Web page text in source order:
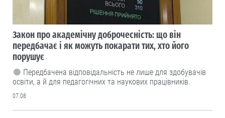
Закон про академічну доброчесність: що він
передбачає і як можуть покарати тих, хто його
порушує
Передбачена відповідальність не лише для здобувачів
освіти, а й для педагогічних та наукових працівників.
07.08